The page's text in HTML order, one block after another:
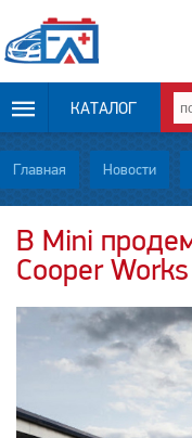
КАТАЛОГ
ОПЛАТА И
ДОСТАВКА
НОВОСТИ
СТАТЬИ
О НАС
КОНТАКТЫ
Главная Новости
В Mini
Cooper